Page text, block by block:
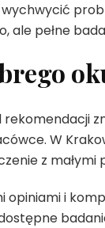
ale pełne
W
z
opiniami i